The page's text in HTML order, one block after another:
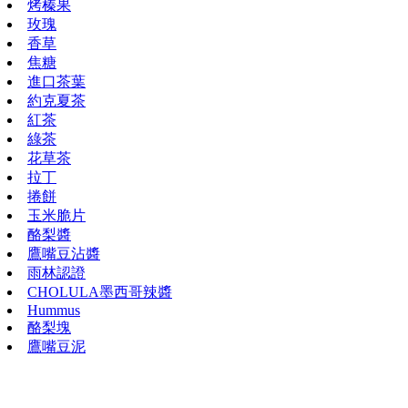
烤榛果
玫瑰
香草
焦糖
進口茶葉
約克夏茶
紅茶
綠茶
花草茶
拉丁
捲餅
玉米脆片
酪梨醬
鷹嘴豆沾醬
雨林認證
CHOLULA墨西哥辣醬
Hummus
酪梨塊
鷹嘴豆泥